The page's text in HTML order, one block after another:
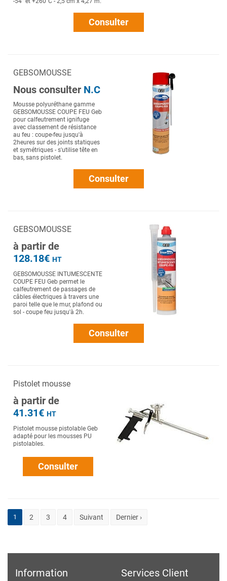
Consulter
GEBSOMOUSSE
Nous consulter N.C
Mousse polyuréthane gamme
GEBSOMOUSSE COUPE FEU Geb
pour calfeutrement ignifuge
avec classement de résistance
au feu : coupe-feu jusqu'à
2heures sur des joints statiques
et symétriques - s'utilise tête en
bas, sans pistolet.
Consulter
GEBSOMOUSSE
à partir de
128.18€ HT
GEBSOMOUSSE INTUMESCENTE
COUPE FEU Geb permet le
calfeutrement de passages de
câbles électriques à travers une
paroi telle que le mur, plafond ou
sol - coupe feu jusqu'à 2h.
Consulter
Pistolet mousse
à partir de
41.31€ HT
Pistolet mousse pistolable Geb
adapté pour les mousses PU
pistolables.
Consulter
1 2 3 4 Suivant Dernier ›
Information Services Client